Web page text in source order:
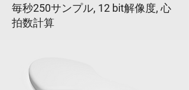
毎秒250サンプル, 12 bit解像度,心
拍数計算